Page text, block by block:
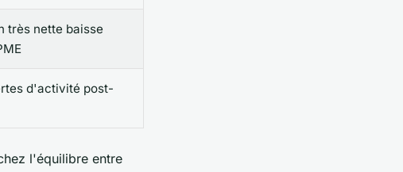
très nette baisse
d'activité post-
l'équilibre entre